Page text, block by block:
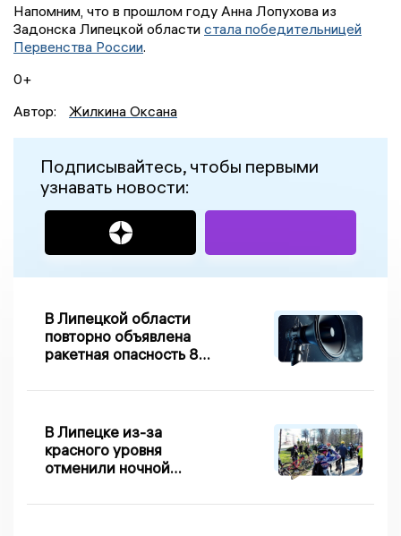
Напомним, что в прошлом году Анна Лопухова из
Задонска Липецкой области стала победительницей
Первенства России.
0+
Автор:
Жилкина Оксана
Подписывайтесь, чтобы первыми
узнавать новости:
В Липецкой области
повторно объявлена
ракетная опасность 8
В Липецке из-за
красного уровня
отменили ночной